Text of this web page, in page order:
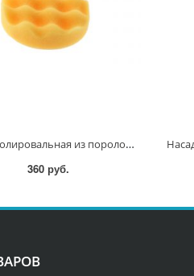
Насадка полировальная из поролона 125мм (волнистая, оранжевая ) D-62608 D-62608
360 руб.